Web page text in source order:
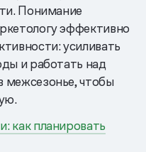
Понимание
эффективно
усиливать
и работать над
межсезонье, чтобы
как планировать